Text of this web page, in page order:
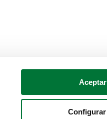
Aceptar
Configurar